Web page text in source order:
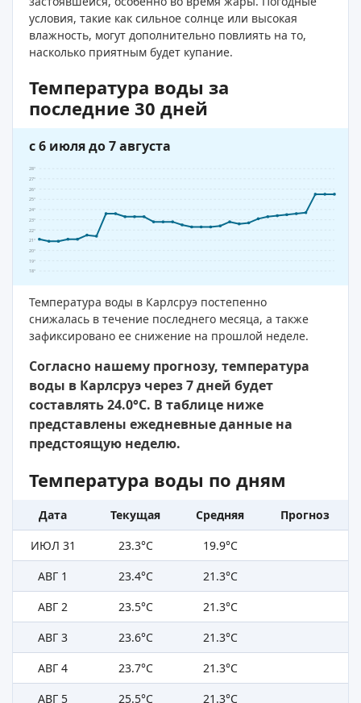
условия, такие как сильное солнце или высокая
влажность, могут дополнительно повлиять на то,
насколько приятным будет купание.
Температура воды за
последние 30 дней
с 6 июля до 7 августа
18°
19°
20°
21°
22°
23°
24°
25°
26°
27°
28°
Температура воды в Карлсруэ постепенно
снижалась в течение последнего месяца, а также
зафиксировано ее снижение на прошлой неделе.
Согласно нашему прогнозу, температура
воды в Карлсруэ через 7 дней будет
составлять 24.0°C. В таблице ниже
представлены ежедневные данные на
предстоящую неделю.
Температура воды по дням
Дата Текущая Средняя
Прогноз
ИЮЛ 31
23.3°C
19.9°C
АВГ 1
23.4°C
21.3°C
АВГ 2
23.5°C
21.3°C
АВГ 3
23.6°C
21.3°C
АВГ 4
23.7°C
21.3°C
АВГ 5
25.5°C 21.3°C